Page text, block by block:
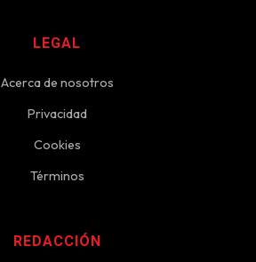
LEGAL
Acerca de nosotros
Privacidad
Cookies
Términos
REDACCIÓN